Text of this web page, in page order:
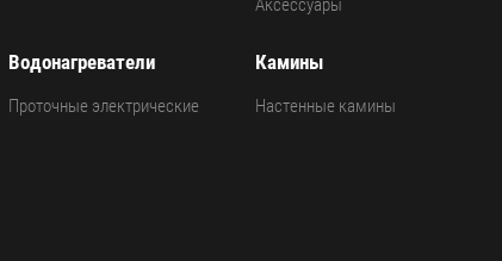
Аксессуары
Водонагреватели
Проточные электрические
Камины
Настенные камины